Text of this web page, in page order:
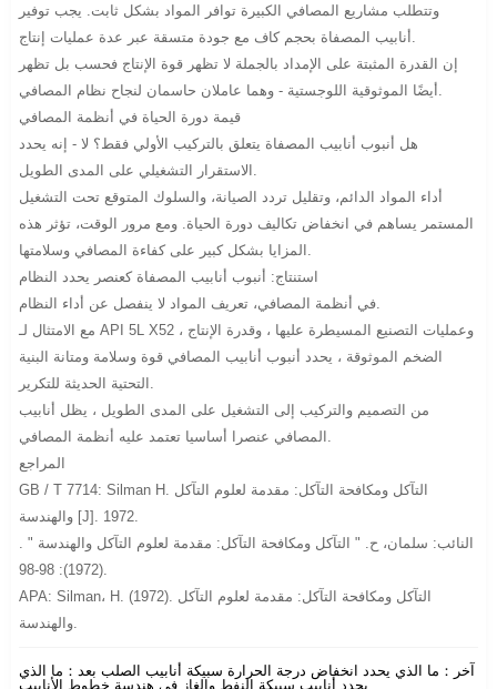
وتتطلب مشاريع المصافي الكبيرة توافر المواد بشكل ثابت. يجب توفير
إن القدرة المثبتة على الإمداد بالجملة لا تظهر قوة الإنتاج فحسب بل تظهر
قيمة دورة الحياة في أنظمة المصافي
هل أنبوب أنابيب المصفاة يتعلق بالتركيب الأولي فقط؟ لا - إنه يحدد
أداء المواد الدائم، وتقليل تردد الصيانة، والسلوك المتوقع تحت التشغيل
المستمر يساهم في انخفاض تكاليف دورة الحياة. ومع مرور الوقت، تؤثر هذه
استنتاج: أنبوب أنابيب المصفاة كعنصر يحدد النظام
مع الامتثال لـ API 5L X52 ، وعمليات التصنيع المسيطرة عليها ، وقدرة الإنتاج
الضخم الموثوقة ، يحدد أنبوب أنابيب المصافي قوة وسلامة ومتانة البنية
من التصميم والتركيب إلى التشغيل على المدى الطويل ، يظل أنابيب
المراجع
GB / T 7714: Silman H. التآكل ومكافحة التآكل: مقدمة لعلوم التآكل
والهندسة [J]. 1972.
النائب: سلمان، ح. " التآكل ومكافحة التآكل: مقدمة لعلوم التآكل والهندسة " .
APA: Silman، H. (1972). التآكل ومكافحة التآكل: مقدمة لعلوم التآكل
آخر： ما الذي يحدد انخفاض درجة الحرارة سبيكة أنابيب الصلببعد： ما الذي
يحدد أنابيب سبيكة النفط والغاز في هندسة خطوط الأنابيب